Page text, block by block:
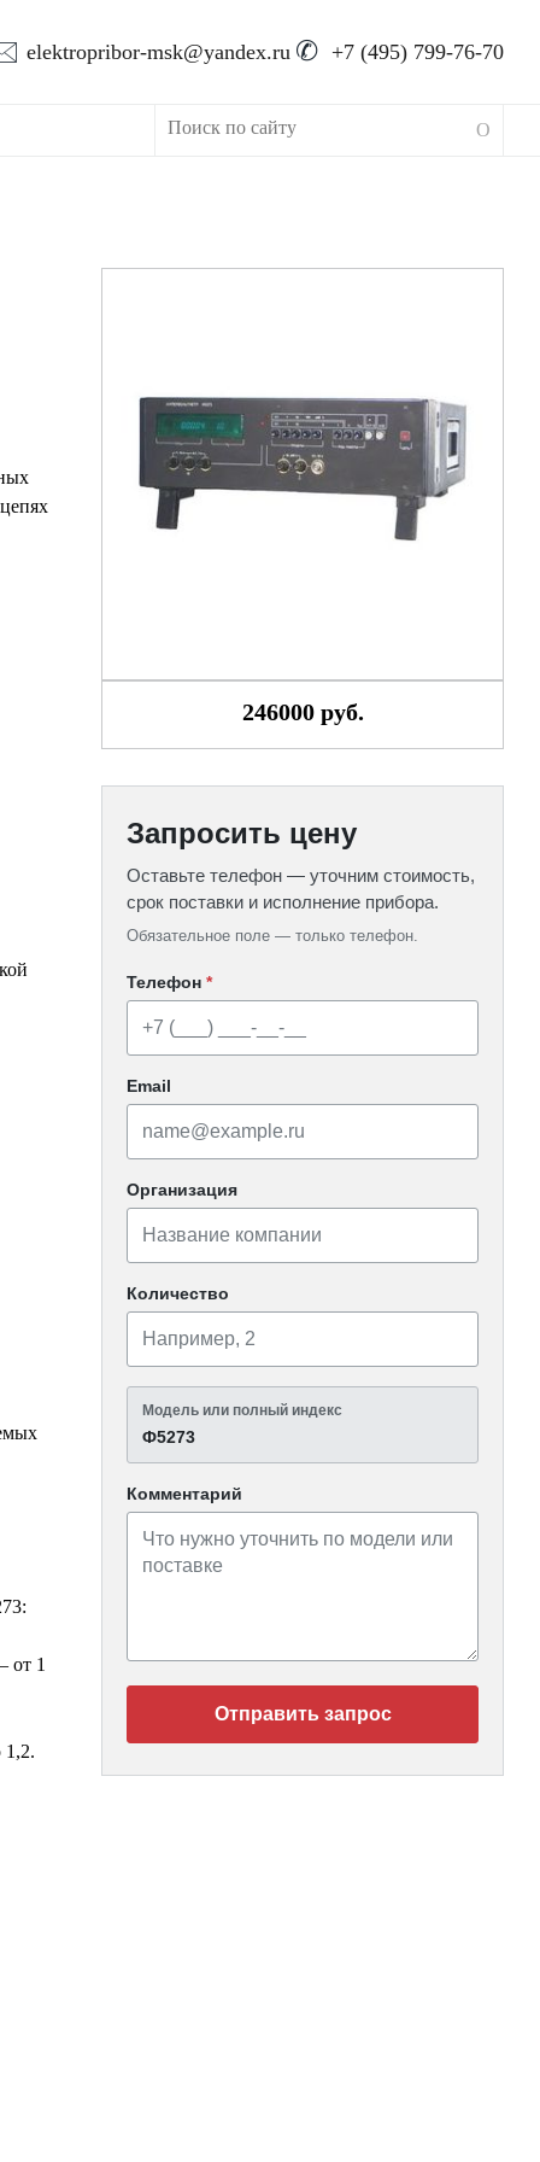
elektropribor-msk@yandex.ru ✆ +7 (495) 799-76-70
от 1
1,2.
246000 руб.
Запросить цену
Оставьте телефон — уточним стоимость,
срок поставки и исполнение прибора.
Обязательное поле — только телефон.
Телефон*
Email
Организация
Количество
Модель или полный индекс
Ф5273
Комментарий
Отправить запрос